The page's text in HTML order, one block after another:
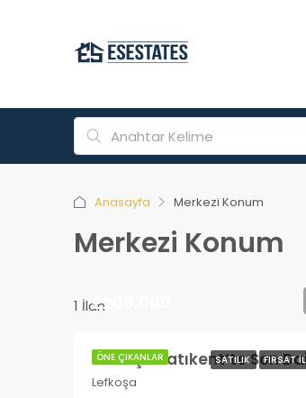
Anasayfa Merkezi Konum
Merkezi Konum
1 İlan
ÖNE ÇIKANLAR SATILIK FIRSAT
£200,000
Lefkoşa Batıkent’te Son
Lefkoşa